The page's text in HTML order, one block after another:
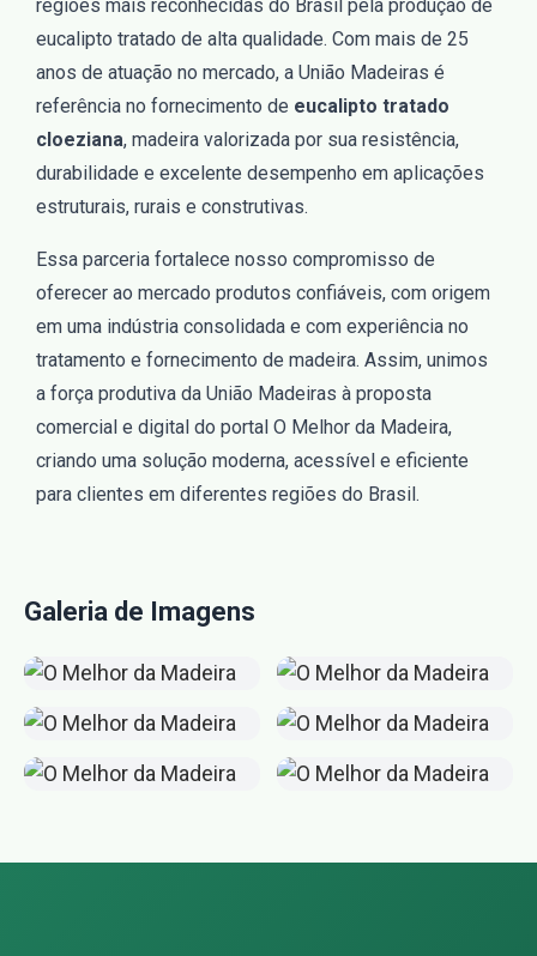
regiões mais reconhecidas do Brasil pela produção de
eucalipto tratado de alta qualidade. Com mais de 25
anos de atuação no mercado, a União Madeiras é
referência no fornecimento de eucalipto tratado
cloeziana, madeira valorizada por sua resistência,
durabilidade e excelente desempenho em aplicações
estruturais, rurais e construtivas.
Essa parceria fortalece nosso compromisso de
oferecer ao mercado produtos confiáveis, com origem
em uma indústria consolidada e com experiência no
tratamento e fornecimento de madeira. Assim, unimos
a força produtiva da União Madeiras à proposta
comercial e digital do portal O Melhor da Madeira,
criando uma solução moderna, acessível e eficiente
para clientes em diferentes regiões do Brasil.
Galeria de Imagens